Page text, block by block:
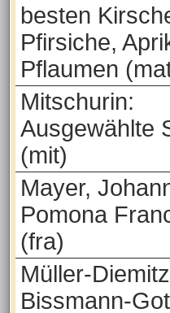
besten
Pfirsiche,
Pflaumen
Mitschurin:
Ausgewählte
(mit)
Mayer,
Pomona
(fra)
Müller-
Bissmann-